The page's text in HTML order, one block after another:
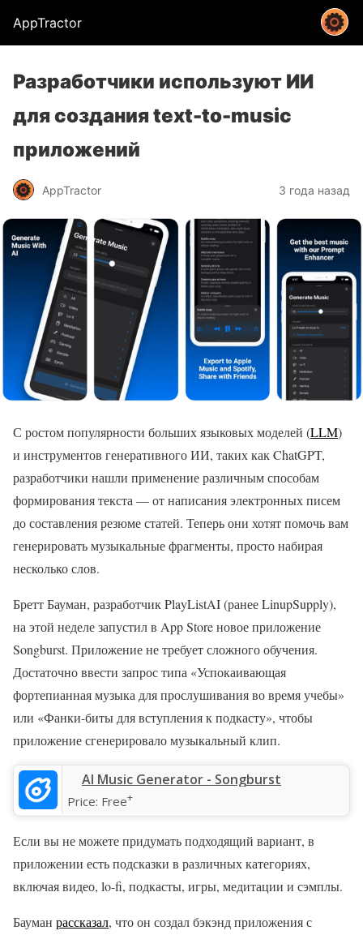
AppTractor
Разработчики используют ИИ
для создания text-to-music
приложений
AppTractor 3 года назад
С ростом популярности больших языковых моделей (LLM)
и инструментов генеративного ИИ, таких как ChatGPT,
разработчики нашли применение различным способам
формирования текста — от написания электронных писем
до составления резюме статей. Теперь они хотят помочь вам
генерировать музыкальные фрагменты, просто набирая
несколько слов.
Бретт Бауман, разработчик PlayListAI (ранее LinupSupply),
на этой неделе запустил в App Store новое приложение
Songburst. Приложение не требует сложного обучения.
Достаточно ввести запрос типа «Успокаивающая
фортепианная музыка для прослушивания во время учебы»
или «Фанки-биты для вступления к подкасту», чтобы
приложение сгенерировало музыкальный клип.
‎AI Music Generator - Songburst
Price: Free+
Если вы не можете придумать подходящий вариант, в
приложении есть подсказки в различных категориях,
включая видео, lo-fi, подкасты, игры, медитации и сэмплы.
Бауман рассказал, что он создал бэкэнд приложения с